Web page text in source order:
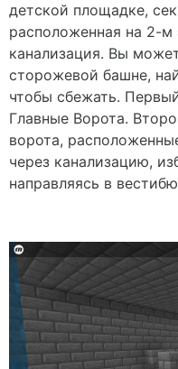
детской площадке,
расположенная на 2-м
канализация. Вы
сторожевой башне,
чтобы сбежать.
Главные Ворота.
ворота,
через канализацию,
направляясь в